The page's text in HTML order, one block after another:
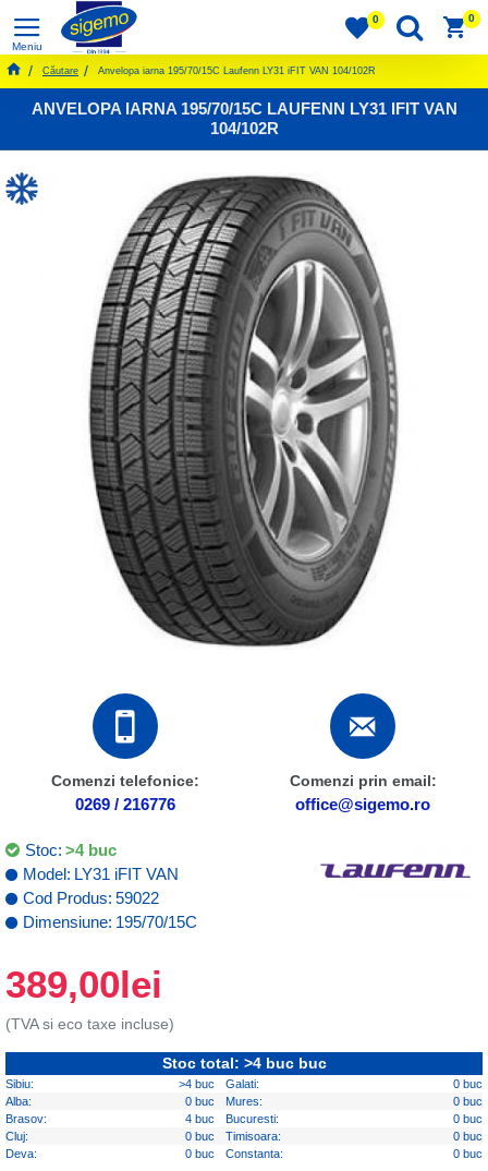
0 0
Căutare Anvelopa iarna 195/70/15C Laufenn LY31 iFIT VAN 104/102R
ANVELOPA IARNA 195/70/15C LAUFENN LY31 IFIT VAN
104/102R
Comenzi telefonice:
0269 / 216776
Comenzi prin email:
office@sigemo.ro
389,00lei
(TVA si eco taxe incluse)
Stoc: >4 buc
Model: LY31 iFIT VAN
Cod Produs: 59022
Dimensiune: 195/70/15C
Stoc total: >4 buc buc
Sibiu: >4 buc Galati:
0 buc
Alba:
0 buc Mures:
0 buc
Brasov:
4 buc Bucuresti:
0 buc
Cluj:
0 buc Timisoara:
0 buc
Deva:
0 buc Constanta: 0 buc